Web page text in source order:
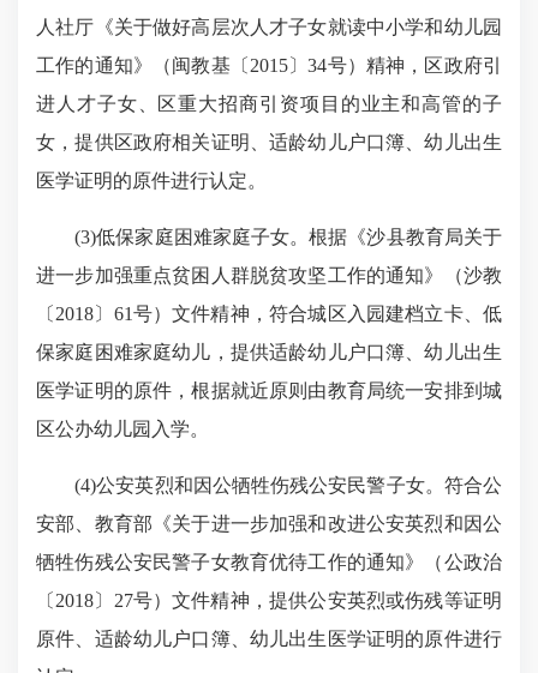
人社厅《关于做好高层次人才子女就读中小学和幼儿园
工作的通知》（闽教基〔2015〕34号）精神，区政府引
进人才子女、区重大招商引资项目的业主和高管的子
女，提供区政府相关证明、适龄幼儿户口簿、幼儿出生
医学证明的原件进行认定。
(3)低保家庭困难家庭子女。根据《沙县教育局关于
进一步加强重点贫困人群脱贫攻坚工作的通知》（沙教
〔2018〕61号）文件精神，符合城区入园建档立卡、低
保家庭困难家庭幼儿，提供适龄幼儿户口簿、幼儿出生
医学证明的原件，根据就近原则由教育局统一安排到城
区公办幼儿园入学。
(4)公安英烈和因公牺牲伤残公安民警子女。符合公
安部、教育部《关于进一步加强和改进公安英烈和因公
牺牲伤残公安民警子女教育优待工作的通知》（公政治
〔2018〕27号）文件精神，提供公安英烈或伤残等证明
原件、适龄幼儿户口簿、幼儿出生医学证明的原件进行